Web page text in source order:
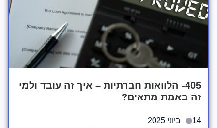
405- הלוואות חברתיות – איך זה עובד ולמי
זה באמת מתאים?
14 ביוני 2025